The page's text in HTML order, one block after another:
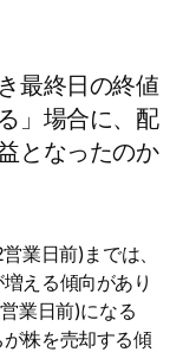
最終日の終値
」場合に、配
となったのか
業日前)までは、
える傾向があり
業日前)になる
株を売却する傾